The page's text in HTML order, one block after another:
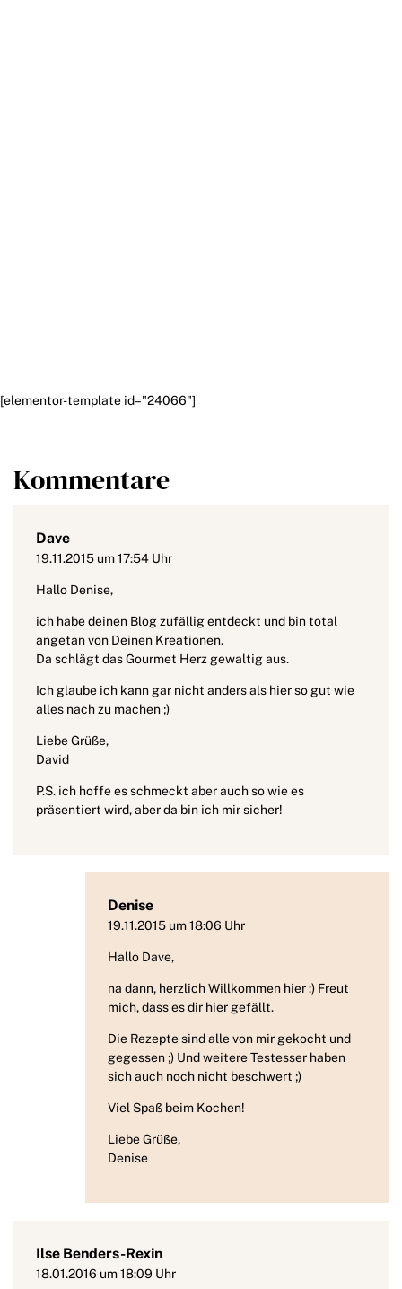
[elementor-template id="24066"]
Kommentare
Dave
19.11.2015 um 17:54 Uhr
Hallo Denise,
ich habe deinen Blog zufällig entdeckt und bin total
angetan von Deinen Kreationen.
Da schlägt das Gourmet Herz gewaltig aus.
Ich glaube ich kann gar nicht anders als hier so gut wie
alles nach zu machen ;)
Liebe Grüße,
David
P.S. ich hoffe es schmeckt aber auch so wie es
präsentiert wird, aber da bin ich mir sicher!
Denise
19.11.2015 um 18:06 Uhr
Hallo Dave,
na dann, herzlich Willkommen hier :) Freut
mich, dass es dir hier gefällt.
Die Rezepte sind alle von mir gekocht und
gegessen ;) Und weitere Testesser haben
sich auch noch nicht beschwert ;)
Viel Spaß beim Kochen!
Liebe Grüße,
Denise
Ilse Benders-Rexin
18.01.2016 um 18:09 Uhr